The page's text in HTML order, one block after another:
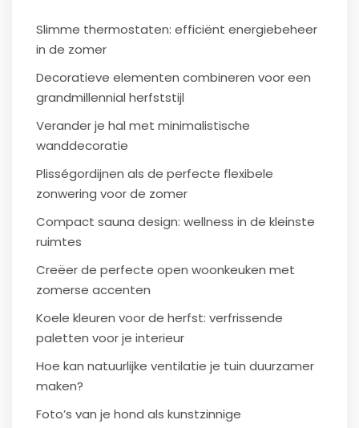
Slimme thermostaten: efficiënt energiebeheer
in de zomer
Decoratieve elementen combineren voor een
grandmillennial herfststijl
Verander je hal met minimalistische
wanddecoratie
Plisségordijnen als de perfecte flexibele
zonwering voor de zomer
Compact sauna design: wellness in de kleinste
ruimtes
Creëer de perfecte open woonkeuken met
zomerse accenten
Koele kleuren voor de herfst: verfrissende
paletten voor je interieur
Hoe kan natuurlijke ventilatie je tuin duurzamer
maken?
Foto’s van je hond als kunstzinnige